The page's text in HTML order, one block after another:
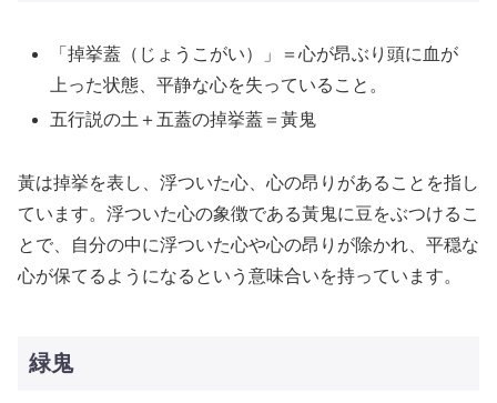
「掉挙蓋（じょうこがい）」＝心が昂ぶり頭に血が
上った状態、平静な心を失っていること。
五行説の土＋五蓋の掉挙蓋＝黃鬼
黃は掉挙を表し、浮ついた心、心の昂りがあることを指し
ています。浮ついた心の象徴である黃鬼に豆をぶつけるこ
とで、自分の中に浮ついた心や心の昂りが除かれ、平穏な
心が保てるようになるという意味合いを持っています。
緑鬼